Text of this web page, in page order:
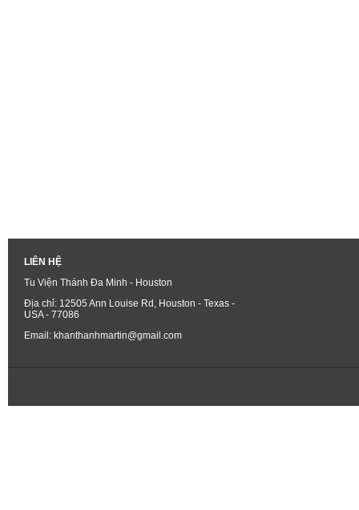
LIÊN HỆ
Tu Viện Thánh Đa Minh - Houston
Địa chỉ: 12505 Ann Louise Rd, Houston - Texas -
USA - 77086
Email: khanthanhmartin@gmail.com